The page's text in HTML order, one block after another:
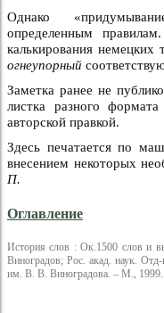
Однако
определенным
калькирования
огнеупорный
Заметка ранее не
листка разного
авторской правкой.
Здесь печатается по
внесением некоторых
П.
Оглавление
История слов : Ок.1500 слов и
Виноградов; Рос. акад. наук.
им. В. В. Виноградова. – М.,